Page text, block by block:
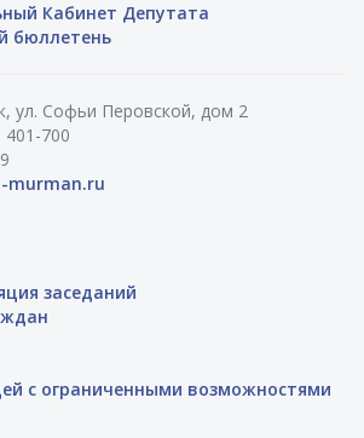
Кабинет Депутата
бюллетень
ул. Софьи Перовской, дом 2
401-700
murman.ru
заседаний
с ограниченными возможностями